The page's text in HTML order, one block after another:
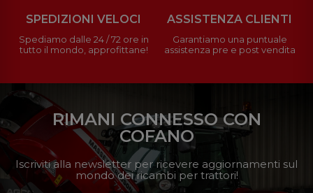
SPEDIZIONI VELOCI
Spediamo dalle 24 / 72 ore in
tutto il mondo, approfittane!
ASSISTENZA CLIENTI
Garantiamo una puntuale
assistenza pre e post vendita
RIMANI CONNESSO CON
COFANO
Iscriviti alla newsletter per ricevere aggiornamenti sul
mondo dei ricambi per trattori!